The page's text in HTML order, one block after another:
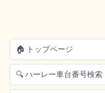
🏠 トップページ
🔍 ハーレー車台番号検索